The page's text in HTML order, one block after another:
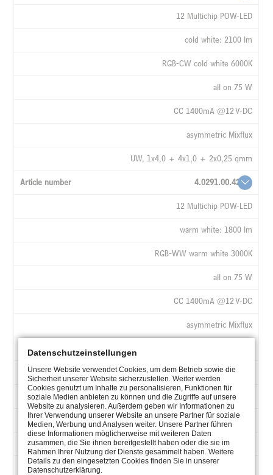
12 Multichip POW-LED
cold white: 2100 lm
RGB-CW cold white 6000K
all on 75 W
CC 1400mA @12 V-DC
asymmetric Mixflux
UW, 1x4,0 + 4x1,0 + 2x0,25 qmm
4.0291.00.42
12 Multichip POW-LED
warm white: 1800 lm
RGB-WW warm white 3000K
all on 75 W
CC 1400mA @12 V-DC
asymmetric Mixflux
4.0291.00.43
12 Multichip POW-LED
neutral white: 1920 lm
RGB-NW neutral white 4500K
Datenschutzeinstellungen
Unsere Website verwendet Cookies, um dem Betrieb sowie die
Sicherheit unserer Website sicherzustellen. Weiter werden
Cookies genutzt um Inhalte zu personalisieren, Funktionen für
soziale Medien anbieten zu können und die Zugriffe auf unsere
Website zu analysieren. Außerdem geben wir Informationen zu
Ihrer Verwendung unserer Website an unsere Partner für soziale
Medien, Werbung und Analysen weiter. Unsere Partner führen
diese Informationen möglicherweise mit weiteren Daten
zusammen, die Sie ihnen bereitgestellt haben oder die sie im
Rahmen Ihrer Nutzung der Dienste gesammelt haben. Weitere
Details zu den eingesetzten Cookies finden Sie in unserer
Datenschutzerklärung.